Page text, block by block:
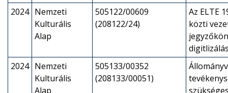
2024 Nemzeti
Kulturális
Alap
505122/00609
(208122/24)
Az ELTE
közti
2024 Nemzeti
Kulturális
Alap
505133/00352
(208133/00051)